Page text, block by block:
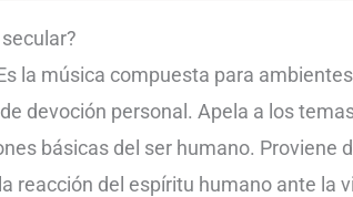
la música compuesta para
devoción personal. Apela a los
básicas del ser humano. Proviene
reacción del espíritu humano ante la